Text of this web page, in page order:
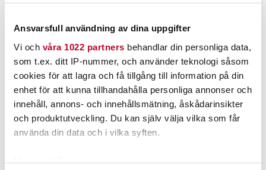
Ansvarsfull användning av dina uppgifter
Vi och våra 1022 partners behandlar din personliga data,
som t.ex. ditt IP-nummer, och använder teknologi såsom
cookies för att lagra och få tillgång till information på din
enhet för att kunna tillhandahålla personliga annonser och
innehåll, annons- och innehållsmätning, åskådarinsikter
och produktutveckling. Du kan själv välja vilka som får
använda din data och i vilka syften.
STRIKE PRO
Strike Pro Flap Jack 6,5cm
14g
Nuvarande pris:
99,00 krTidigare pris:
119,00 kr
99,00 kr
FINNS I LAGER.
LÄS MER
FLATNOSE
Flatnose Mini 9cm, 7gr,
Tobias Search Pack 5-pack
Pris:99,00 kr99,00 kr
TILLFÄLLIGT SLUT